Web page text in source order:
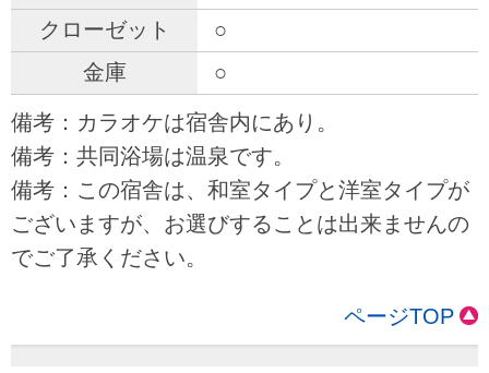
○
○
備考：カラオケは宿舎内にあり。
備考：共同浴場は温泉です。
備考：この宿舎は、和室タイプと洋室タイプが
ございますが、お選びすることは出来ませんの
でご了承ください。
ページTOP